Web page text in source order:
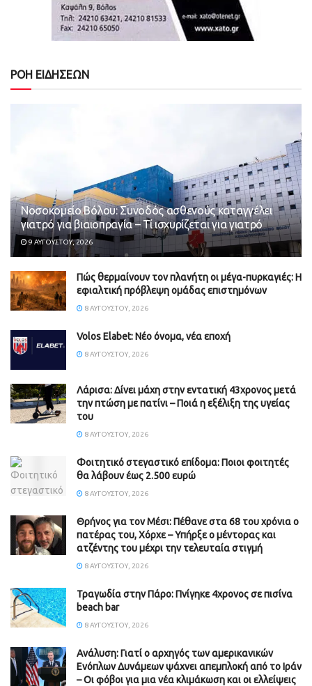
ΡΟΗ ΕΙΔΗΣΕΩΝ
Νοσοκομείο Βόλου: Συνοδός ασθενούς καταγγέλει
γιατρό για βιαιοπραγία – Τί ισχυρίζεται για γιατρό
9 ΑΥΓΟΎΣΤΟΥ, 2026
Πώς θερμαίνουν τον πλανήτη οι μέγα-πυρκαγιές: Η
εφιαλτική πρόβλεψη ομάδας επιστημόνων
8 ΑΥΓΟΎΣΤΟΥ, 2026
Volos Elabet: Νέο όνομα, νέα εποχή
8 ΑΥΓΟΎΣΤΟΥ, 2026
Λάρισα: Δίνει μάχη στην εντατική 43χρονος μετά
την πτώση με πατίνι – Ποιά η εξέλιξη της υγείας
του
8 ΑΥΓΟΎΣΤΟΥ, 2026
Φοιτητικό στεγαστικό επίδομα: Ποιοι φοιτητές
θα λάβουν έως 2.500 ευρώ
8 ΑΥΓΟΎΣΤΟΥ, 2026
Θρήνος για τον Μέσι: Πέθανε στα 68 του χρόνια ο
πατέρας του, Χόρχε – Υπήρξε ο μέντορας και
ατζέντης του μέχρι την τελευταία στιγμή
8 ΑΥΓΟΎΣΤΟΥ, 2026
Τραγωδία στην Πάρο: Πνίγηκε 4χρονος σε πισίνα
beach bar
8 ΑΥΓΟΎΣΤΟΥ, 2026
Ανάλυση: Γιατί ο αρχηγός των αμερικανικών
Ενόπλων Δυνάμεων ψάχνει απεμπλοκή από το Ιράν
– Οι φόβοι για μια νέα κλιμάκωση και οι ελλείψεις